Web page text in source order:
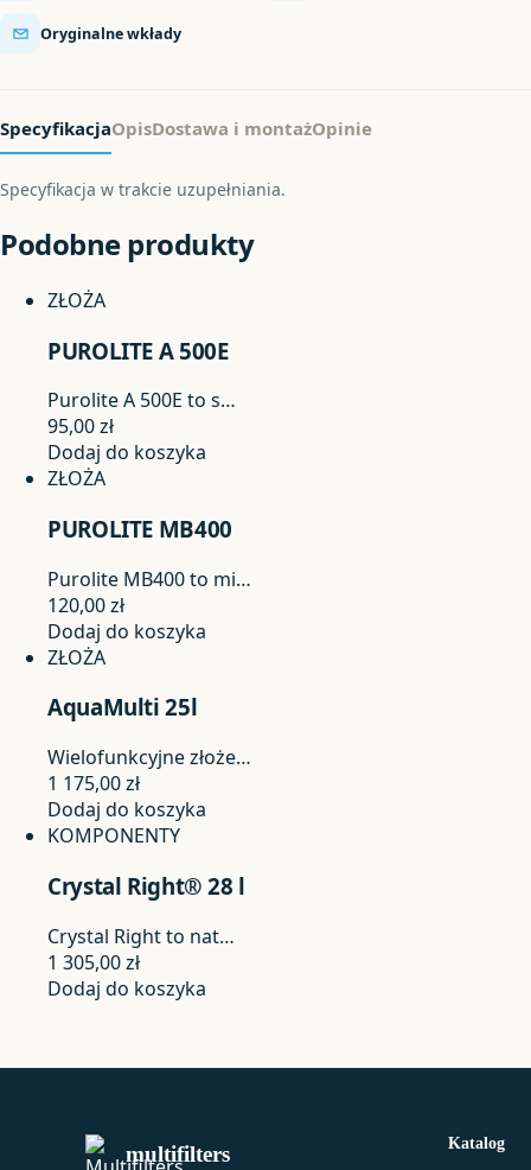
Oryginalne wkłady
SpecyfikacjaOpisDostawa i montażOpinie
Specyfikacja w trakcie uzupełniania.
Podobne produkty
ZŁOŻA
PUROLITE A 500E
Purolite A 500E to s…
95,00zł
Dodaj do koszyka
ZŁOŻA
PUROLITE MB400
Purolite MB400 to mi…
120,00zł
Dodaj do koszyka
ZŁOŻA
AquaMulti 25l
Wielofunkcyjne złoże…
1 175,00zł
Dodaj do koszyka
KOMPONENTY
Crystal Right® 28 l
Crystal Right to nat…
1 305,00zł
Dodaj do koszyka
multifilters Katalog